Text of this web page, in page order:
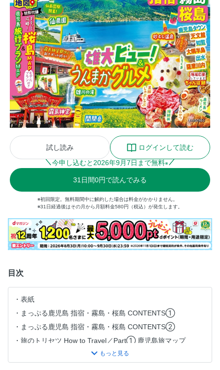
試し読み
ログインして読む
今申し込むと 2026年9月7日まで無料※
31 日間0円で読んでみる
※初回限定。無料期間中に解約した場合は料金がかかりません。
※31日経過後はその月から月額料金580円（税込）が発生します。
目次
表紙
まっぷる鹿児島 指宿・霧島・桜島 CONTENTS①
まっぷる鹿児島 指宿・霧島・桜島 CONTENTS②
旅のトリセツ How to Travel／Part① 鹿児島旅マップ
Part② これぞ鹿児島！ダイナミック絶景9選